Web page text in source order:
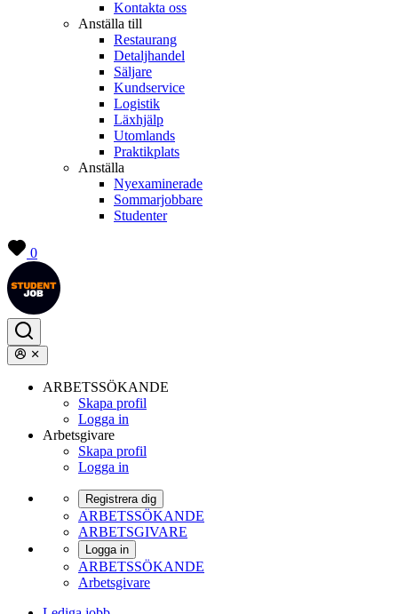
Kontakta oss
Anställa till
Restaurang
Detaljhandel
Säljare
Kundservice
Logistik
Läxhjälp
Utomlands
Praktikplats
Anställa
Nyexaminerade
Sommarjobbare
Studenter
0
ARBETSSÖKANDE
Skapa profil
Logga in
Arbetsgivare
Skapa profil
Logga in
Registrera dig
ARBETSSÖKANDE
ARBETSGIVARE
Logga in
ARBETSSÖKANDE
Arbetsgivare